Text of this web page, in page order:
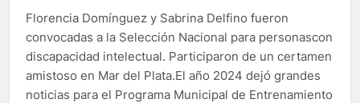
Florencia Domínguez y Sabrina Delfino fueron
convocadas a la Selección Nacional para personascon
discapacidad intelectual. Participaron de un certamen
amistoso en Mar del Plata.El año 2024 dejó grandes
noticias para el Programa Municipal de Entrenamiento